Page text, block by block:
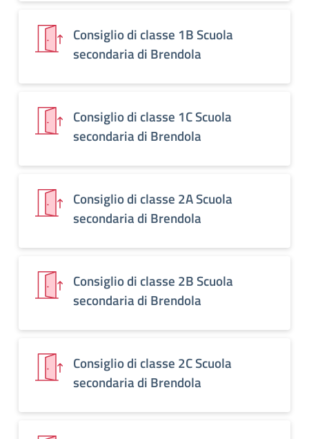
Consiglio di classe 1B Scuola
secondaria di Brendola
Consiglio di classe 1C Scuola
secondaria di Brendola
Consiglio di classe 2A Scuola
secondaria di Brendola
Consiglio di classe 2B Scuola
secondaria di Brendola
Consiglio di classe 2C Scuola
secondaria di Brendola